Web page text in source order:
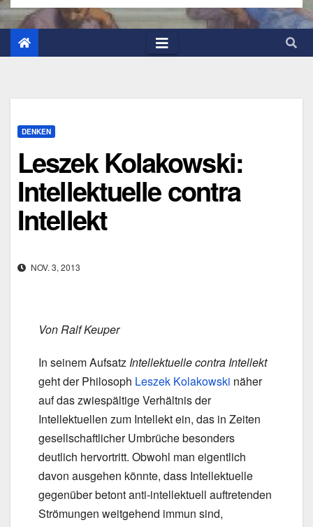
DENKEN
Leszek Kolakowski:
Intellektuelle contra
Intellekt
NOV. 3, 2013
Von Ralf Keuper
In seinem Aufsatz Intellektuelle contra Intellekt
geht der Philosoph Leszek Kolakowski näher
auf das zwiespältige Verhältnis der
Intellektuellen zum Intellekt ein, das in Zeiten
gesellschaftlicher Umbrüche besonders
deutlich hervortritt. Obwohl man eigentlich
davon ausgehen könnte, dass Intellektuelle
gegenüber betont anti-intellektuell auftretenden
Strömungen weitgehend immun sind,